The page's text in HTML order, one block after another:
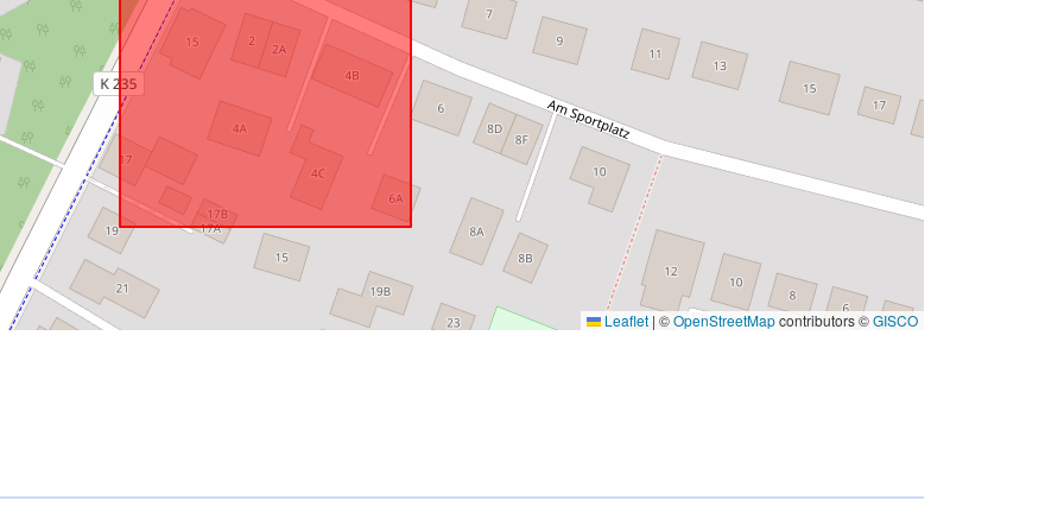
Leaflet | ©OpenStreetMapcontributors ©GISCO